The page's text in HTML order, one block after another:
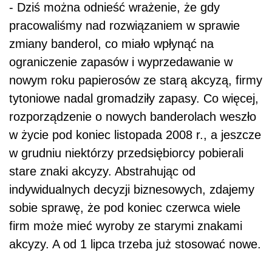
- Dziś można odnieść wrażenie, że gdy
pracowaliśmy nad rozwiązaniem w sprawie
zmiany banderol, co miało wpłynąć na
ograniczenie zapasów i wyprzedawanie w
nowym roku papierosów ze starą akcyzą, firmy
tytoniowe nadal gromadziły zapasy. Co więcej,
rozporządzenie o nowych banderolach weszło
w życie pod koniec listopada 2008 r., a jeszcze
w grudniu niektórzy przedsiębiorcy pobierali
stare znaki akcyzy. Abstrahując od
indywidualnych decyzji biznesowych, zdajemy
sobie sprawę, że pod koniec czerwca wiele
firm może mieć wyroby ze starymi znakami
akcyzy. A od 1 lipca trzeba już stosować nowe.